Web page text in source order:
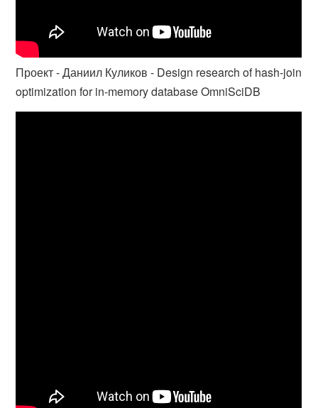
Проект - Даниил Куликов - Design research of hash-join
optimization for in-memory database OmniSciDB